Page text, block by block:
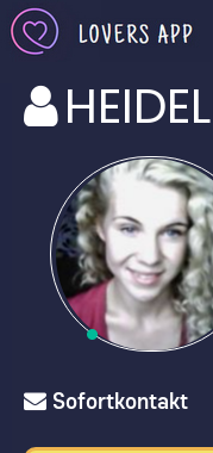
Sofortkontakt